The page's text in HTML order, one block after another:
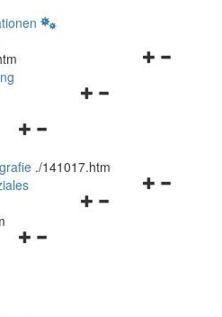
Navigationsmenü
Navigationsmenü
und
schließen
./141017.htm
Navigationsmenü
Navigationsmenü